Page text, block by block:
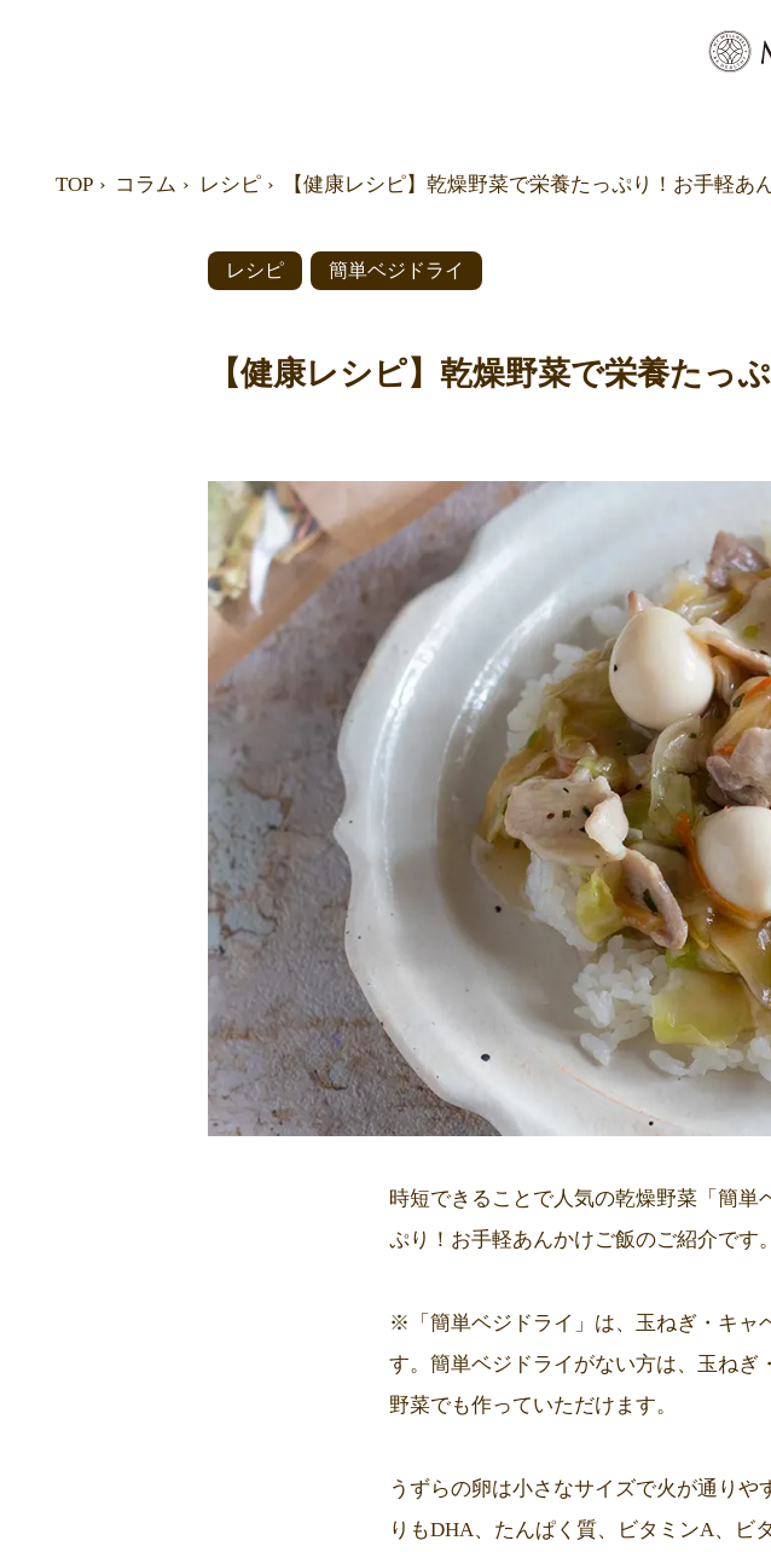
TOP コラム レシピ 【健康レシピ】乾燥野菜で栄養たっぷり！お手軽あ
レシピ 簡単ベジドライ
【健康レシピ】乾燥野菜で栄養たっ
時短できることで人気の乾燥野菜「簡単
ぷり！お手軽あんかけご飯のご紹介です。
※「簡単ベジドライ」は、玉ねぎ・キャ
す。簡単ベジドライがない方は、玉ね
野菜でも作っていただけます。
うずらの卵は小さなサイズで火が通り
りもDHA、たんぱく質、ビタミンA、ビ